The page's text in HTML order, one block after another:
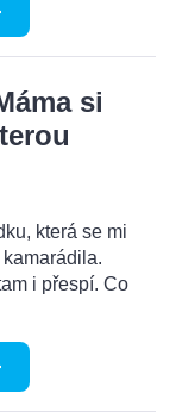
si
která se mi
i přespí. Co